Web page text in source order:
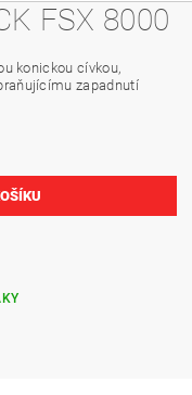
FSX 8000
konickou cívkou,
zapadnutí